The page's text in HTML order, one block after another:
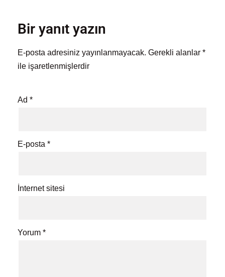
Bir yanıt yazın
E-posta adresiniz yayınlanmayacak. Gerekli alanlar *
ile işaretlenmişlerdir
Ad *
E-posta *
İnternet sitesi
Yorum *